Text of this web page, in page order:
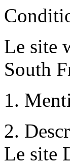
Le site
South
1.
2.
Le site